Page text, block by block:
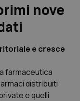
nove
e cresce
farmaceutica
distribuiti
e quelli